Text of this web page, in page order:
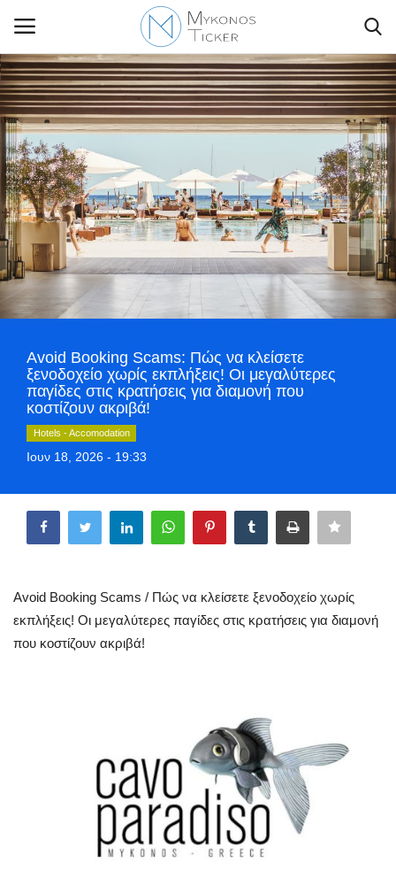
Contact Us
Politique
Business
Travel
World
Style Adorés
Greece
Entertainment
Mykonos
Mykonos Ticker TV
Sport
Avoid Booking Scams: Πώς να κλείσετε
ξενοδοχείο χωρίς εκπλήξεις! Οι μεγαλύτερες
παγίδες στις κρατήσεις για διαμονή που
κοστίζουν ακριβά!
Hotels - Accomodation
Ιουν 18, 2026 - 19:33
Avoid Booking Scams / Πώς να κλείσετε ξενοδοχείο χωρίς
εκπλήξεις! Οι μεγαλύτερες παγίδες στις κρατήσεις για διαμονή
που κοστίζουν ακριβά!